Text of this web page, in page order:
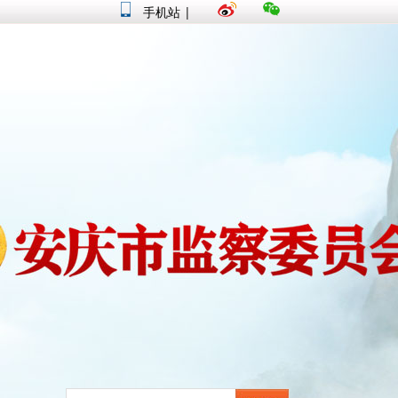
手机站 |